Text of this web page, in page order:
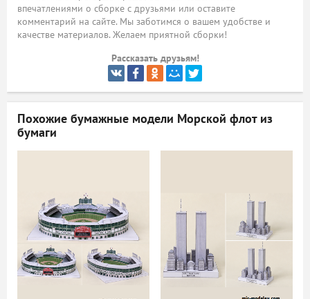
впечатлениями о сборке с друзьями или оставите
комментарий на сайте. Мы заботимся о вашем удобстве и
качестве материалов. Желаем приятной сборки!
Рассказать друзьям!
Похожие бумажные модели Морской флот из
бумаги